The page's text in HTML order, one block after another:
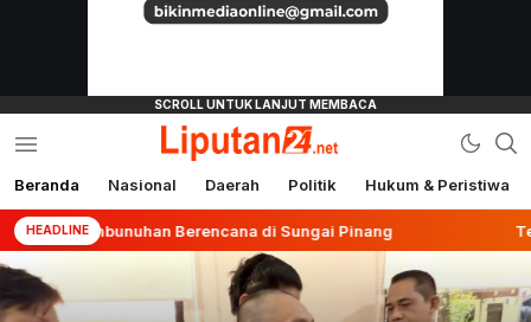
liputan24.net
Beranda Nasional Daerah Politik Hukum & Peristiwa
HEADLINE Berencana di Sungai Pinang